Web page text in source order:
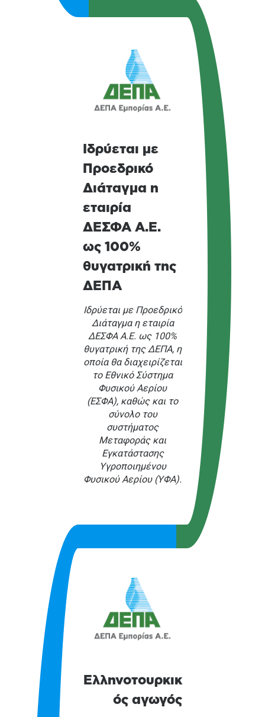
Ιδρύεται με
Προεδρικό
Διάταγμα η
εταιρία
ΔΕΣΦΑ Α.Ε.
ως 100%
θυγατρική της
ΔΕΠΑ
Ιδρύεται με Προεδρικό
Διάταγμα η εταιρία
ΔΕΣΦΑ Α.Ε. ως 100%
θυγατρική της ΔΕΠΑ, η
οποία θα διαχειρίζεται
το Εθνικό Σύστημα
Φυσικού Αερίου
(ΕΣΦΑ), καθώς και το
σύνολο του
συστήματος
Μεταφοράς και
Εγκατάστασης
Υγροποιημένου
Φυσικού Αερίου (ΥΦΑ).
Ελληνοτουρκικ
ός αγωγός